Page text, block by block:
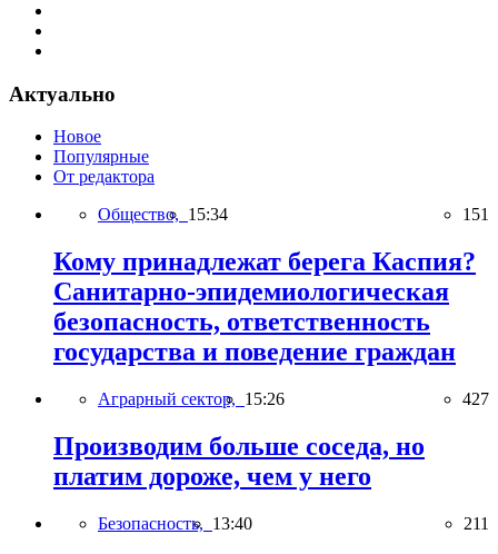
Актуально
Новое
Популярные
От редактора
Общество, 15:34 151
Кому принадлежат берега Каспия?
Санитарно-эпидемиологическая
безопасность, ответственность
государства и поведение граждан
Аграрный сектор, 15:26 427
Производим больше соседа, но
платим дороже, чем у него
Безопасность, 13:40 211